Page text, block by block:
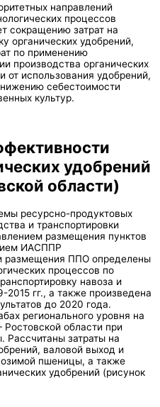
направлений
процессов
сокращению затрат на
органических удобрений,
по применению
производства органических
использования удобрений,
себестоимости
культур.
удобрений
области)
ресурсно-продуктовых
и транспортировки
размещения пунктов
ИАСППР
размещения ППО определены
процессов по
навоза и
2015 гг., а также произведена
до 2020 года.
регионального уровня на
области при
затраты на
валовой выход и
пшеницы, а также
удобрений (рисунок